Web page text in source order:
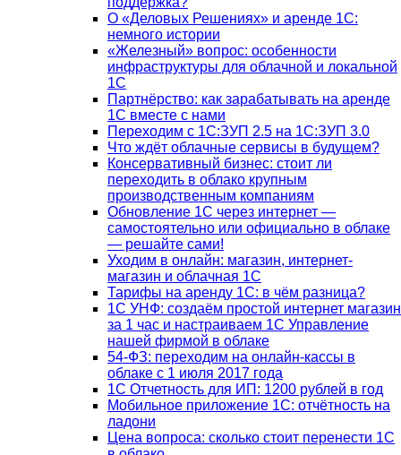
О «Деловых Решениях» и аренде 1С:
немного истории
«Железный» вопрос: особенности
инфраструктуры для облачной и локальной
1С
Партнёрство: как зарабатывать на аренде
1С вместе с нами
Переходим с 1С:ЗУП 2.5 на 1С:ЗУП 3.0
Что ждёт облачные сервисы в будущем?
Консервативный бизнес: стоит ли
переходить в облако крупным
производственным компаниям
Обновление 1С через интернет —
самостоятельно или официально в облаке
— решайте сами!
Уходим в онлайн: магазин, интернет-
магазин и облачная 1С
Тарифы на аренду 1С: в чём разница?
1С УНФ: создаём простой интернет магазин
за 1 час и настраиваем 1С Управление
нашей фирмой в облаке
54-ФЗ: переходим на онлайн-кассы в
облаке с 1 июля 2017 года
1С Отчетность для ИП: 1200 рублей в год
Мобильное приложение 1С: отчётность на
ладони
Цена вопроса: сколько стоит перенести 1С